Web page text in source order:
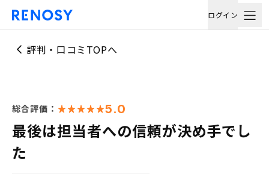
ログイン
評判・口コミTOPへ
総合評価： 5.0
最後は担当者への信頼が決め手でし
た